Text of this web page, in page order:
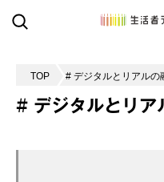
TOP # デジタルとリアルの
# デジタルとリア